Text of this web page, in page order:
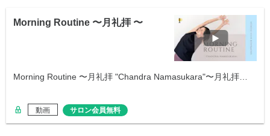
Morning Routine 〜月礼拝 〜
Morning Routine 〜月礼拝 "Chandra Namasukara"〜月礼拝…
動画 サロン会員無料